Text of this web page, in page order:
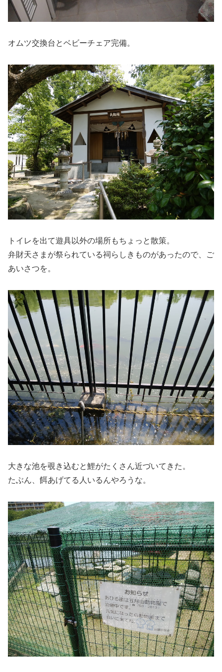
オムツ交換台とベビーチェア完備。
トイレを出て遊具以外の場所もちょっと散策。
弁財天さまが祭られている祠らしきものがあったので、ご
あいさつを。
大きな池を覗き込むと鯉がたくさん近づいてきた。
たぶん、餌あげてる人いるんやろうな。